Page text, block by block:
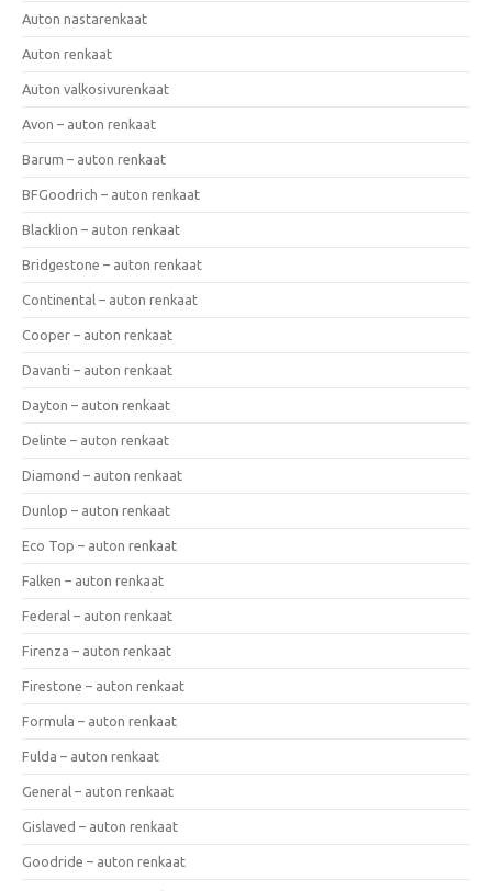
Auton nastarenkaat
Auton renkaat
Auton valkosivurenkaat
Avon – auton renkaat
Barum – auton renkaat
BFGoodrich – auton renkaat
Blacklion – auton renkaat
Bridgestone – auton renkaat
Continental – auton renkaat
Cooper – auton renkaat
Davanti – auton renkaat
Dayton – auton renkaat
Delinte – auton renkaat
Diamond – auton renkaat
Dunlop – auton renkaat
Eco Top – auton renkaat
Falken – auton renkaat
Federal – auton renkaat
Firenza – auton renkaat
Firestone – auton renkaat
Formula – auton renkaat
Fulda – auton renkaat
General – auton renkaat
Gislaved – auton renkaat
Goodride – auton renkaat